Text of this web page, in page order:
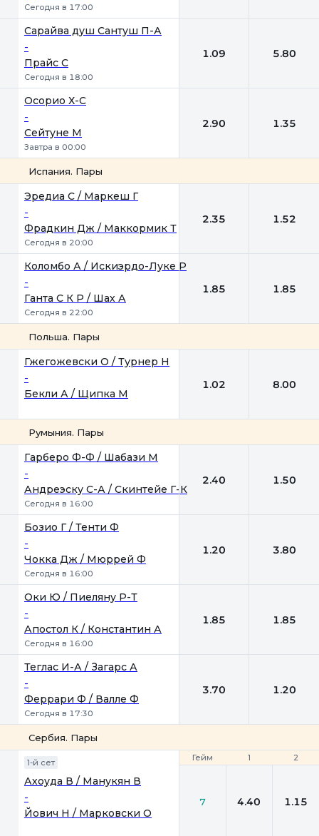
Сегодня в 17:00
Сарайва душ Сантуш П-А
-
Прайс С
Сегодня в 18:00
1.09 5.80
Осорио Х-С
-
Сейтуне М
Завтра в 00:00
2.90 1.35
Испания. Пары
Эредиа С / Маркеш Г
-
Фрадкин Дж / Маккормик Т
Сегодня в 20:00
2.35 1.52
Коломбо А / Искиэрдо-Луке Р
-
Ганта С К Р / Шах А
Сегодня в 22:00
1.85 1.85
Польша. Пары
Гжегожевски О / Турнер Н
-
Бекли А / Щипка М
1.02 8.00
Румыния. Пары
Гарберо Ф-Ф / Шабази М
-
Андреэску С-А / Скинтейе Г-К
Сегодня в 16:00
2.40 1.50
Бозио Г / Тенти Ф
-
Чокка Дж / Мюррей Ф
Сегодня в 16:00
1.20 3.80
Оки Ю / Пиеляну Р-Т
-
Апостол К / Константин А
Сегодня в 16:00
1.85 1.85
Теглас И-А / Загарс А
-
Феррари Ф / Валле Ф
Сегодня в 17:30
3.70 1.20
Сербия. Пары
Гейм 1 2
1-й сет
Ахоуда В / Манукян В
-
Йович Н / Марковски О
Гейм 1 2
7 4.40 1.15